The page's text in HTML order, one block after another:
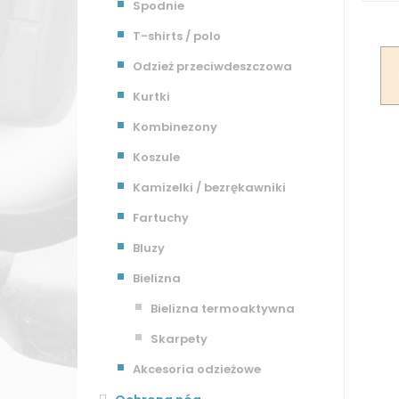
Spodnie
T-shirts / polo
Odzież przeciwdeszczowa
Kurtki
Kombinezony
Koszule
Kamizelki / bezrękawniki
Fartuchy
Bluzy
Bielizna
Bielizna termoaktywna
Skarpety
Akcesoria odzieżowe